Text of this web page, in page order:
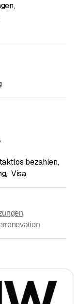
,
,
bezahlen,
, Visa